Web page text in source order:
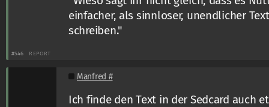
einfacher, als sinnloser, unendlicher
schreiben."
#546 REPORT
Manfred #
Ich finde den Text in der Sedcard auch